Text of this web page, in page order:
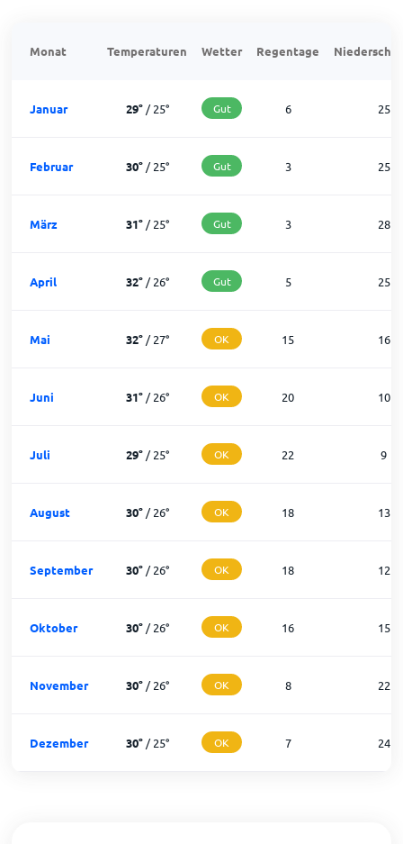
Monat Temperaturen Wetter Regentage
Januar 29°/25° Gut 6 25
Februar 30°/25° Gut 3 25
März 31°/25° Gut 3 28
April 32°/26° Gut 5 25
Mai 32°/27° OK 15 16
Juni 31°/26° OK 20 10
Juli 29°/25° OK 22 9
August 30°/26° OK 18 13
September 30°/26° OK 18 12
Oktober 30°/26° OK 16 15
November 30°/26° OK 8 22
Dezember 30°/25° OK 7 24